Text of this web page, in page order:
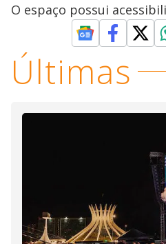
O espaço possui
Últimas